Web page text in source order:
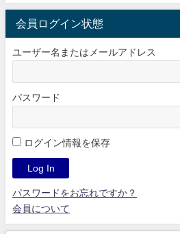
会員ログイン状態
ユーザー名またはメールアドレス
パスワード
ログイン情報を保存
パスワードをお忘れですか？
会員について